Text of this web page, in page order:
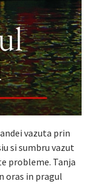
vazuta prin
si sumbru vazut
probleme. Tanja
oras in pragul